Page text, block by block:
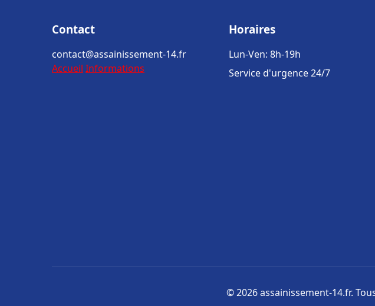
Contact
contact@assainissement-14.fr
Accueil Informations
Horaires
Lun-Ven: 8h-19h
Service d'urgence 24/7
© 2026 assainissement-14.fr.